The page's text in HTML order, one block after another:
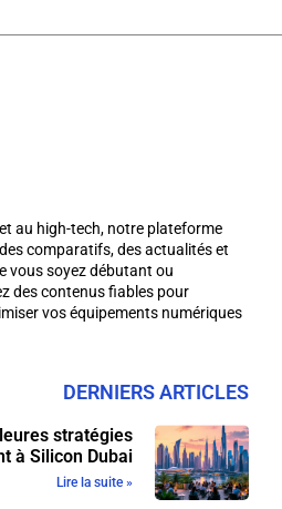
au high-tech, notre plateforme
comparatifs, des actualités et
vous soyez débutant ou
des contenus fiables pour
vos équipements numériques
DERNIERS ARTICLES
stratégies
à Silicon Dubai
Lire la suite »